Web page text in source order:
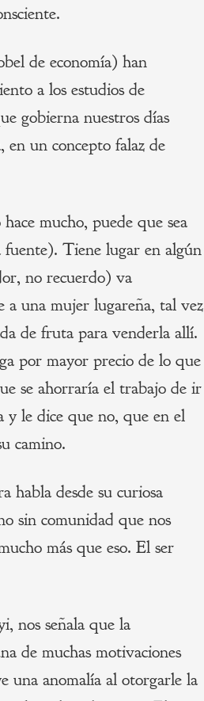
de economía) han
a los estudios de
gobierna nuestros días
en un concepto falaz de
mucho, puede que sea
fuente). Tiene lugar en algún
no recuerdo) va
a una mujer lugareña, tal vez
de fruta para venderla allí.
por mayor precio de lo que
se ahorraría el trabajo de ir
le dice que no, que en el
camino.
habla desde su curiosa
sin comunidad que nos
más que eso. El ser
nos señala que la
de muchas motivaciones
una anomalía al otorgarle la